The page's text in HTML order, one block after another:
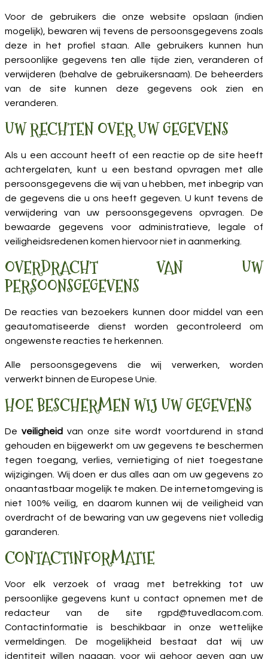
Voor de gebruikers die onze website opslaan (indien
mogelijk), bewaren wij tevens de persoonsgegevens zoals
deze in het profiel staan. Alle gebruikers kunnen hun
persoonlijke gegevens ten alle tijde zien, veranderen of
verwijderen (behalve de gebruikersnaam). De beheerders
van de site kunnen deze gegevens ook zien en
veranderen.
UW RECHTEN OVER UW GEGEVENS
Als u een account heeft of een reactie op de site heeft
achtergelaten, kunt u een bestand opvragen met alle
persoonsgegevens die wij van u hebben, met inbegrip van
de gegevens die u ons heeft gegeven. U kunt tevens de
verwijdering van uw persoonsgegevens opvragen. De
bewaarde gegevens voor administratieve, legale of
veiligheidsredenen komen hiervoor niet in aanmerking.
OVERDRACHT VAN UW
PERSOONSGEGEVENS
De reacties van bezoekers kunnen door middel van een
geautomatiseerde dienst worden gecontroleerd om
ongewenste reacties te herkennen.
Alle persoonsgegevens die wij verwerken, worden
verwerkt binnen de Europese Unie.
HOE BESCHERMEN WIJ UW GEGEVENS
Deveiligheid van onze site wordt voortdurend in stand
gehouden en bijgewerkt om uw gegevens te beschermen
tegen toegang, verlies, vernietiging of niet toegestane
wijzigingen. Wij doen er dus alles aan om uw gegevens zo
onaantastbaar mogelijk te maken. De internetomgeving is
niet 100% veilig, en daarom kunnen wij de veiligheid van
overdracht of de bewaring van uw gegevens niet volledig
garanderen.
CONTACTINFORMATIE
Voor elk verzoek of vraag met betrekking tot uw
persoonlijke gegevens kunt u contact opnemen met de
redacteur van de site rgpd@tuvedlacom.com.
Contactinformatie is beschikbaar in onze wettelijke
vermeldingen . De mogelijkheid bestaat dat wij uw
identiteit willen nagaan, voor wij gehoor geven aan uw